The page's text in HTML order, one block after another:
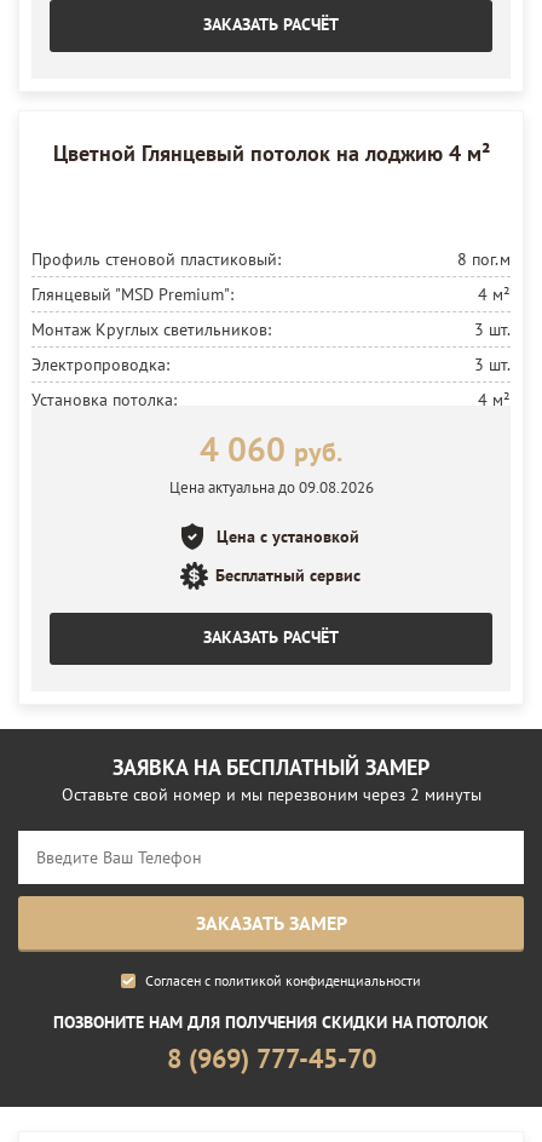
ЗАКАЗАТЬ РАСЧЁТ
Цветной Глянцевый потолок на лоджию 4 м²
Профиль стеновой пластиковый:
8 пог.м
Глянцевый "MSD Premium":
4 м²
Монтаж Круглых светильников:
3 шт.
Электропроводка:
3 шт.
Установка потолка:
4 м²
4 060 руб.
Цена актуальна до 09.08.2026
Цена с установкой
Бесплатный сервис
ЗАКАЗАТЬ РАСЧЁТ
ЗАЯВКА НА БЕСПЛАТНЫЙ ЗАМЕР
Оставьте свой номер и мы перезвоним через 2 минуты
Согласен с политикой конфиденциальности
ПОЗВОНИТЕ НАМ ДЛЯ ПОЛУЧЕНИЯ СКИДКИ НА ПОТОЛОК
8 (969) 777-45-70